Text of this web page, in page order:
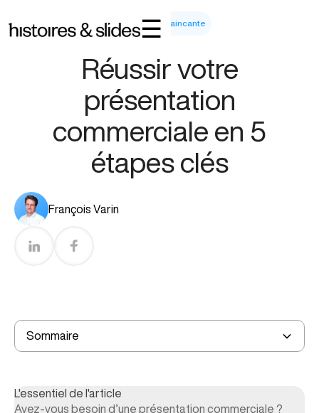
☰
Ecrire Et Raconter Une Histoire Convaincante
Réussir votre
présentation
commerciale en 5
étapes clés
François Varin
Sommaire
Les erreurs courantes
Les cinq étapes du parcours de conviction
A quoi sert une présentation commerciale en rendez-vous
L'essentiel de l'article
Avez-vous besoin d’une présentation commerciale ?